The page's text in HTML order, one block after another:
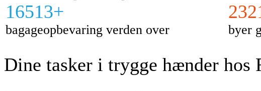
16513+
bagageopbevaring verden over byer
Dine tasker i trygge hænder hos